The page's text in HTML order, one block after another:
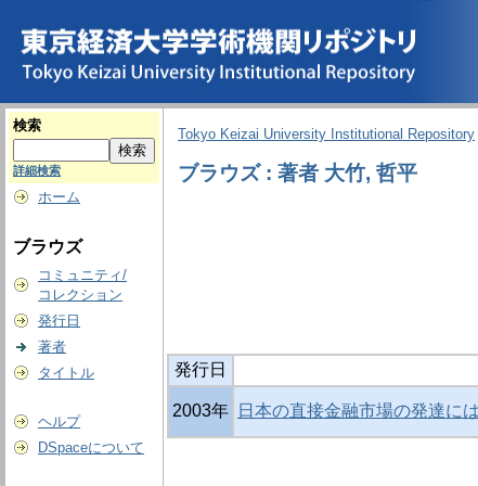
検索
詳細検索
ホーム
ブラウズ
コミュニティ/
コレクション
発行日
著者
タイトル
ヘルプ
DSpaceについて
Tokyo Keizai University Institutional Repository
ブラウズ : 著者 大竹, 哲平
発行日
2003年 日本の直接金融市場の発達に